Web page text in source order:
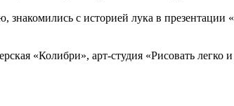
с историей лука в презентации
«Колибри», арт-студия «Рисовать